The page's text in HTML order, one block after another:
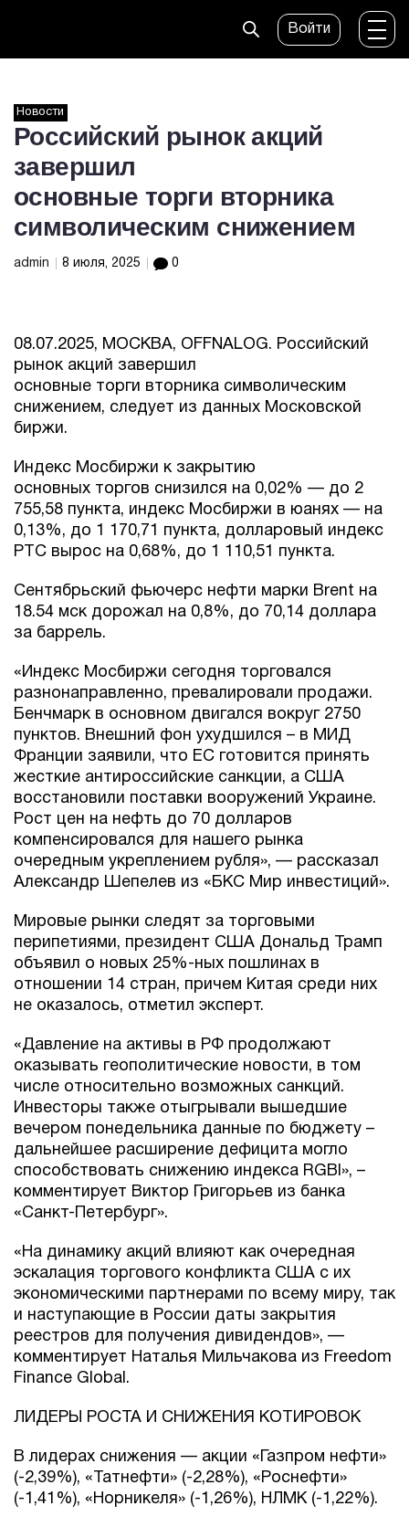
Войти
Новости
Российский рынок акций
завершил
основные торги вторника
символическим снижением
admin 8 июля, 2025 0
08.07.2025, МОСКВА, OFFNALOG. Российский
рынок акций завершил
основные торги вторника символическим
снижением, следует из данных Московской
биржи.
Индекс Мосбиржи к закрытию
основных торгов снизился на 0,02% — до 2
755,58 пункта, индекс Мосбиржи в юанях — на
0,13%, до 1 170,71 пункта, долларовый индекс
РТС вырос на 0,68%, до 1 110,51 пункта.
Сентябрьский фьючерс нефти марки Brent на
18.54 мск дорожал на 0,8%, до 70,14 доллара
за баррель.
«Индекс Мосбиржи сегодня торговался
разнонаправленно, превалировали продажи.
Бенчмарк в основном двигался вокруг 2750
пунктов. Внешний фон ухудшился – в МИД
Франции заявили, что ЕС готовится принять
жесткие антироссийские санкции, а США
восстановили поставки вооружений Украине.
Рост цен на нефть до 70 долларов
компенсировался для нашего рынка
очередным укреплением рубля», — рассказал
Александр Шепелев из «БКС Мир инвестиций».
Мировые рынки следят за торговыми
перипетиями, президент США Дональд Трамп
объявил о новых 25%-ных пошлинах в
отношении 14 стран, причем Китая среди них
не оказалось, отметил эксперт.
«Давление на активы в РФ продолжают
оказывать геополитические новости, в том
числе относительно возможных санкций.
Инвесторы также отыгрывали вышедшие
вечером понедельника данные по бюджету –
дальнейшее расширение дефицита могло
способствовать снижению индекса RGBI», –
комментирует Виктор Григорьев из банка
«Санкт-Петербург».
«На динамику акций влияют как очередная
эскалация торгового конфликта США с их
экономическими партнерами по всему миру, так
и наступающие в России даты закрытия
реестров для получения дивидендов», —
комментирует Наталья Мильчакова из Freedom
Finance Global.
ЛИДЕРЫ РОСТА И СНИЖЕНИЯ КОТИРОВОК
В лидерах снижения — акции «Газпром нефти»
(-2,39%), «Татнефти» (-2,28%), «Роснефти»
(-1,41%), «Норникеля» (-1,26%), НЛМК (-1,22%).